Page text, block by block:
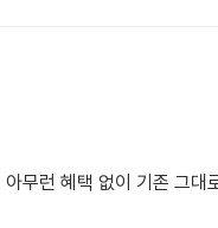
무런 혜택 없이 기존 그대